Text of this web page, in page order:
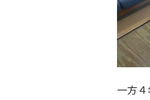
一方